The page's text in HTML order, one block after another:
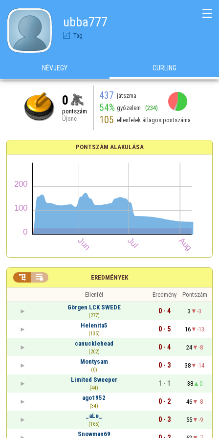
ubba777
Tag
☰
NÉVJEGY CURLING
0
pontszám
Újonc
437 játszma
54% győzelem (234)
105 ellenfelek átlagos pontszáma
PONTSZÁM ALAKULÁSA
EREDMÉNYEK
 
Ellenfél Eredmény
Pontszám
Görgen LCK SWEDE
(277)
0 - 4 3
-3
Helenita5
(135)
0 - 5 16
-13
canucklehead
(202)
0 - 4 24
-8
Montysam
(0)
0 - 3 38
-14
Limited Sweeper
(44)
1 - 1 38
0
ago1952
(34)
0 - 2 46
-8
_aLe_
(165)
0 - 3 55
-9
Snowman69